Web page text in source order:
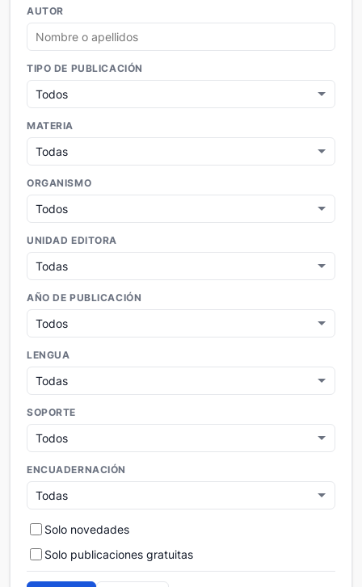
AUTOR
TIPO DE PUBLICACIÓN
MATERIA
ORGANISMO
UNIDAD EDITORA
AÑO DE PUBLICACIÓN
LENGUA
SOPORTE
ENCUADERNACIÓN
Solo novedades
Solo publicaciones gratuitas